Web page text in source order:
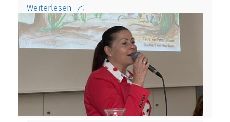
Weiterlesen